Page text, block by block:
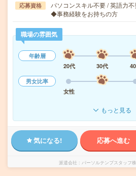
応募資格
パソコンスキル不要 / 英語力不
◆事務経験をお持ちの方
職場の雰囲気
年齢層
20代
30代
男女比率
女性
もっと見る
気になる! 応募へ進む
派遣会社 パーソルテンプスタッフ